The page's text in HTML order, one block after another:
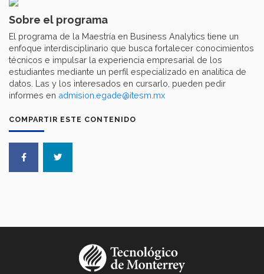
COMPARTIR ESTE CONTENIDO
Sobre el programa
El programa de la Maestría en Business Analytics tiene un
enfoque interdisciplinario que busca fortalecer conocimientos
técnicos e impulsar la experiencia empresarial de los
estudiantes mediante un perfil especializado en analítica de
datos. Las y los interesados en cursarlo, pueden pedir
informes en admision.egade@itesm.mx